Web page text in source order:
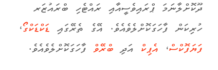
ދޫކޮށްލާނަމަ ޕްރައިވެސީއާއި ރައްޓެހި ބްރައުޒަރ
ހުރިކަން ފާހަގަކޮށްލެވެއެވެ. އޭގެ ތެރޭގައި ޑަކްޑަކްގޯ،
ފަޔަފޮކްސް، އެޕިކް އަދި ބްރޭވް ފާހަގަކޮށްލެވެއެވެ.